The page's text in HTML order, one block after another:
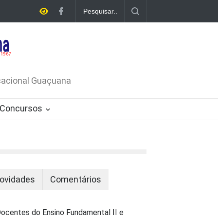
Nº
Guaçuana
Concursos
Comentários
do Ensino Fundamental II e